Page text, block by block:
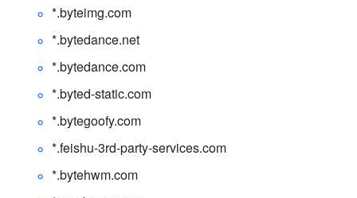
*.byteimg.com
*.bytedance.net
*.bytedance.com
*.byted-static.com
*.bytegoofy.com
*.feishu-3rd-party-services.com
*.bytehwm.com